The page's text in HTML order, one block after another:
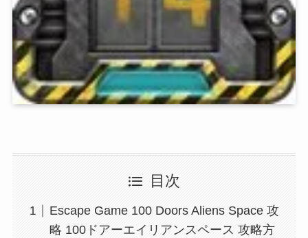
目次
Escape Game 100 Doors Aliens Space 攻
略 100ドアーエイリアンスペース 攻略方